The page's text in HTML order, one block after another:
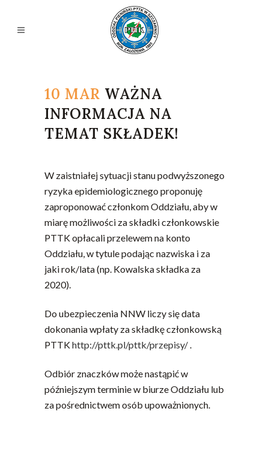
10 MAR WAŻNA
INFORMACJA NA
TEMAT SKŁADEK!
W zaistniałej sytuacji stanu podwyższonego
ryzyka epidemiologicznego proponuję
zaproponować członkom Oddziału, aby w
miarę możliwości za składki członkowskie
PTTK opłacali przelewem na konto
Oddziału, w tytule podając nazwiska i za
jaki rok/lata (np. Kowalska składka za
2020).
Do ubezpieczenia NNW liczy się data
dokonania wpłaty za składkę członkowską
PTTKhttp://pttk.pl/pttk/przepisy/.
Odbiór znaczków może nastąpić w
późniejszym terminie w biurze Oddziału lub
za pośrednictwem osób upoważnionych.